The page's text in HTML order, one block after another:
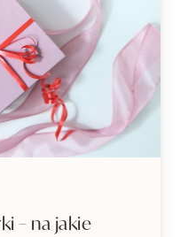
– na jakie